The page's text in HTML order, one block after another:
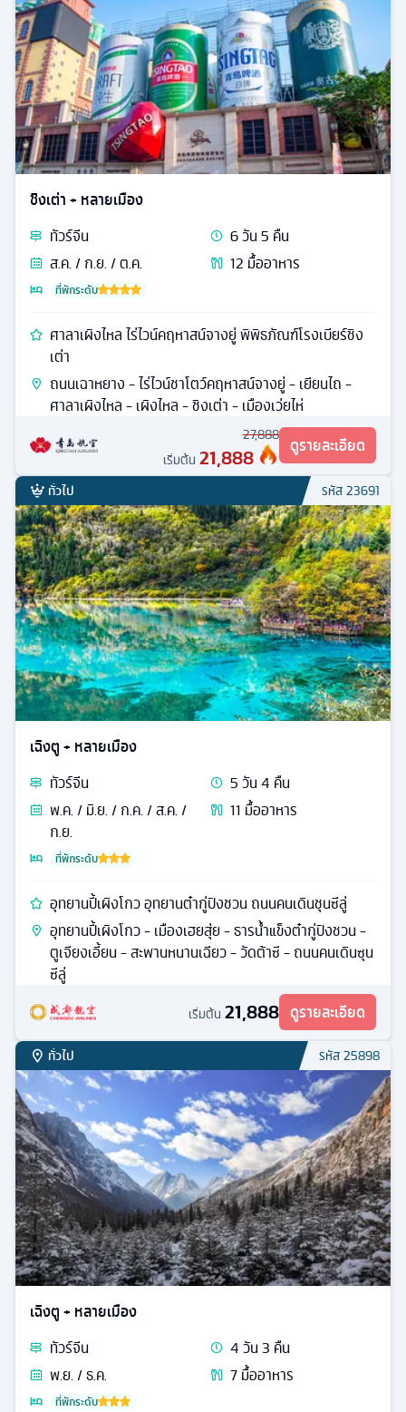
ชิงเต่า + หลายเมือง
ทัวร์จีน 6วัน5 คืน
ส.ค. / ก.ย. / ต.ค.
12 มื้ออาหาร
ที่พักระดับ
ศาลาเผิงไหล ไร่ไวน์คฤหาสน์จางยู่ พิพิธภัณฑ์โรงเบียร์ชิง
เต่า
ถนนเฉาหยาง - ไร่ไวน์ชาโตว์คฤหาสน์จางยู่ - เยียนไถ -
ศาลาเผิงไหล - เผิงไหล - ชิงเต่า - เมืองเว่ยไห่
27,888
เริ่มต้น 21,888 ดูรายละเอียด
ทั่วไป รหัส23691
เฉิงตู + หลายเมือง
ทัวร์จีน 5วัน4 คืน
พ.ค. / มิ.ย. / ก.ค. / ส.ค. /
ก.ย.
11 มื้ออาหาร
ที่พักระดับ
อุทยานปี้เผิงโกว อุทยานต๋ากู่ปิงชวน ถนนคนเดินชุนซีลู่
อุทยานปี้เผิงโกว - เมืองเฮยสุ่ย - ธารน้ำแข็งต๋ากู่ปิงชวน -
ตูเจียงเอี้ยน - สะพานหนานเฉียว - วัดต้าซี - ถนนคนเดินซุน
ซีลู่
เริ่มต้น 21,888 ดูรายละเอียด
ทั่วไป รหัส25898
เฉิงตู + หลายเมือง
ทัวร์จีน 4วัน3 คืน
พ.ย. / ธ.ค.
7มื้ออาหาร
ที่พักระดับ